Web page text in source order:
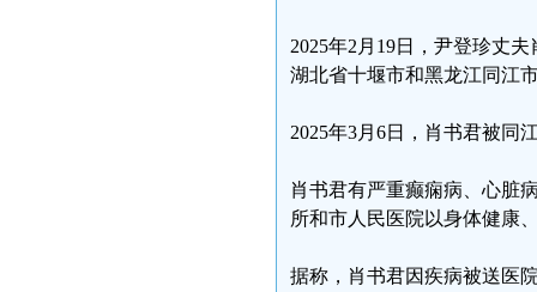
2025年2月19日，尹登珍丈
湖北省十堰市和黑龙江同江
2025年3月6日，肖书君被同
肖书君有严重癫痫病、心脏
所和市人民医院以身体健康
据称，肖书君因疾病被送医